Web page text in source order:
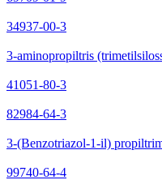
34937-00-3
3-aminopropiltris
41051-80-3
82984-64-3
3-(Benzotriazol-1-il)
99740-64-4